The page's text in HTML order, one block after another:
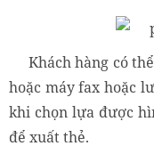
Khách hàng có
hoặc máy fax hoặc
khi chọn lựa được
để xuất thẻ.